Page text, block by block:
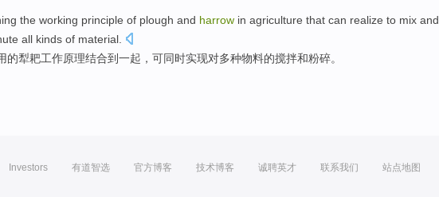
the working principle of plough and harrow in agriculture that can realize to mix and
all kinds of material.
的犁耙工作原理结合到一起， 可同时实现对多种物料的搅拌和粉碎。
Investors 有道智选 官方博客 技术博客 诚聘英才 联系我们 站点地图